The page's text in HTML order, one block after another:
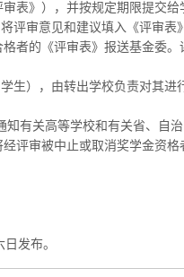
表》），并按规定期限提交给
评审意见和建议填入《评审表
者的《评审表》报送基金委
生），由转出学校负责对其进
有关高等学校和有关省、自
评审被中止或取消奖学金资
发布。